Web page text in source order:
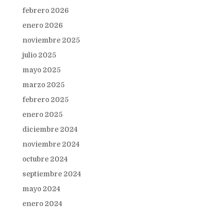
febrero 2026
enero 2026
noviembre 2025
julio 2025
mayo 2025
marzo 2025
febrero 2025
enero 2025
diciembre 2024
noviembre 2024
octubre 2024
septiembre 2024
mayo 2024
enero 2024